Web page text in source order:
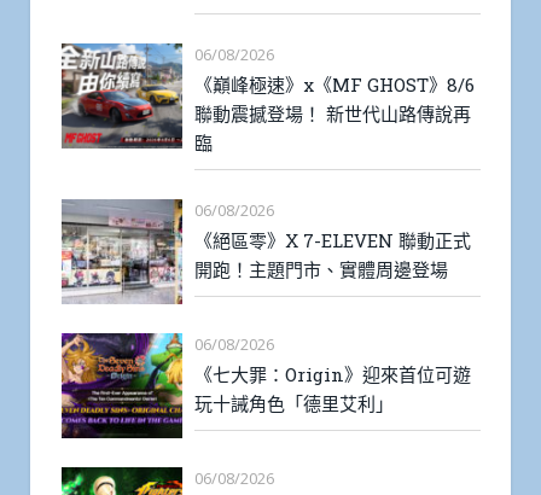
06/08/2026
《巔峰極速》x《MF GHOST》8/6
聯動震撼登場！ 新世代山路傳說再
臨
06/08/2026
《絕區零》X 7-ELEVEN 聯動正式
開跑！主題門市、實體周邊登場
06/08/2026
《七大罪：Origin》迎來首位可遊
玩十誡角色「德里艾利」
06/08/2026